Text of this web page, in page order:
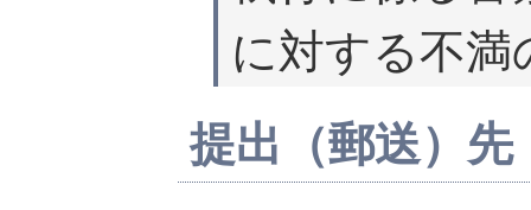
に対する不満
提出（郵送）先